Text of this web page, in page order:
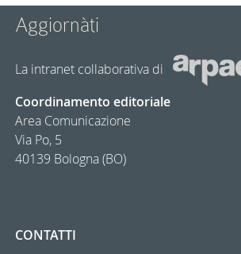
Aggiornàti
La intranet collaborativa di
Coordinamento editoriale
Area Comunicazione
Via Po, 5
40139 Bologna (BO)
CONTATTI